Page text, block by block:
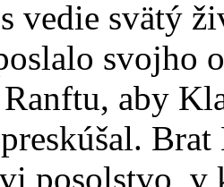
vedie svätý
svojho
aby
posolstvo, v